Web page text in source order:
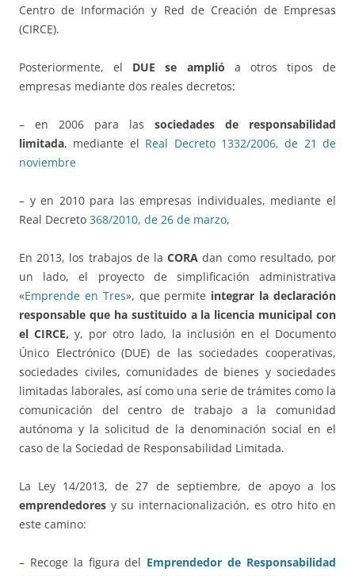
Centro de Información y Red de Creación de Empresas
(CIRCE).
Posteriormente, el DUE se amplió a otros tipos de
empresas mediante dos reales decretos:
– en 2006 para las sociedades de responsabilidad
limitada, mediante el Real Decreto 1332/2006, de 21 de
noviembre
– y en 2010 para las empresas individuales, mediante el
Real Decreto 368/2010, de 26 de marzo,
En 2013, los trabajos de laCORA dan como resultado, por
un lado, el proyecto de simplificación administrativa
«Emprende en Tres», que permite integrar la declaración
responsable que ha sustituido a la licencia municipal con
el CIRCE, y, por otro lado, la inclusión en el Documento
Único Electrónico (DUE) de las sociedades cooperativas,
sociedades civiles, comunidades de bienes y sociedades
limitadas laborales, así como una serie de trámites como la
comunicación del centro de trabajo a la comunidad
autónoma y la solicitud de la denominación social en el
caso de la Sociedad de Responsabilidad Limitada.
La Ley 14/2013, de 27 de septiembre, de apoyo a los
emprendedores y su internacionalización, es otro hito en
este camino:
– Recoge la figura del Emprendedor de Responsabilidad